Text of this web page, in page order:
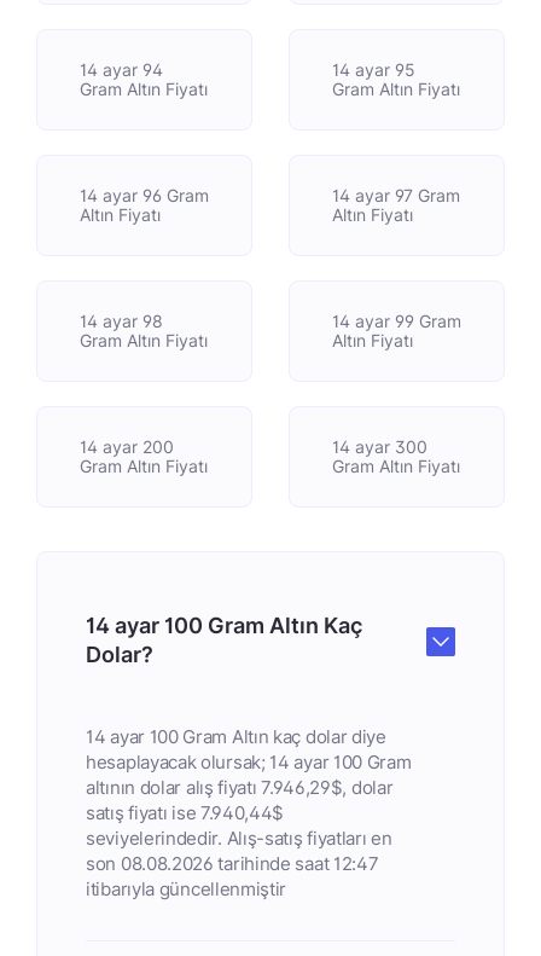
14 ayar 94
Gram Altın Fiyatı
14 ayar 95
Gram Altın Fiyatı
14 ayar 96 Gram
Altın Fiyatı
14 ayar 97 Gram
Altın Fiyatı
14 ayar 98
Gram Altın Fiyatı
14 ayar 99 Gram
Altın Fiyatı
14 ayar 200
Gram Altın Fiyatı
14 ayar 300
Gram Altın Fiyatı
14 ayar 100 Gram Altın Kaç
Dolar?
14 ayar 100 Gram Altın kaç dolar diye
hesaplayacak olursak; 14 ayar 100 Gram
altının dolar alış fiyatı 7.946,29$, dolar
satış fiyatı ise 7.940,44$
seviyelerindedir. Alış-satış fiyatları en
son 08.08.2026 tarihinde saat 12:47
itibarıyla güncellenmiştir